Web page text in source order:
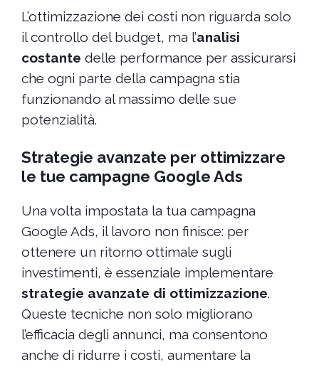
L’ottimizzazione dei costi non riguarda solo
il controllo del budget, ma l’analisi
costante delle performance per assicurarsi
che ogni parte della campagna stia
funzionando al massimo delle sue
potenzialità.
Strategie avanzate per ottimizzare
le tue campagne Google Ads
Una volta impostata la tua campagna
Google Ads, il lavoro non finisce: per
ottenere un ritorno ottimale sugli
investimenti, è essenziale implementare
strategie avanzate di ottimizzazione.
Queste tecniche non solo migliorano
l’efficacia degli annunci, ma consentono
anche di ridurre i costi, aumentare la